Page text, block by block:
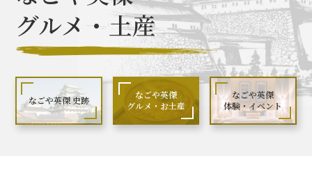
なごや英傑 史跡 一覧
なごや英傑 グルメ・土産 一覧
なごや英傑 体験・イベント
グルメ・土産
なごや英傑 史跡
なごや英傑
グルメ・お土産
なごや英傑
体験・イベント